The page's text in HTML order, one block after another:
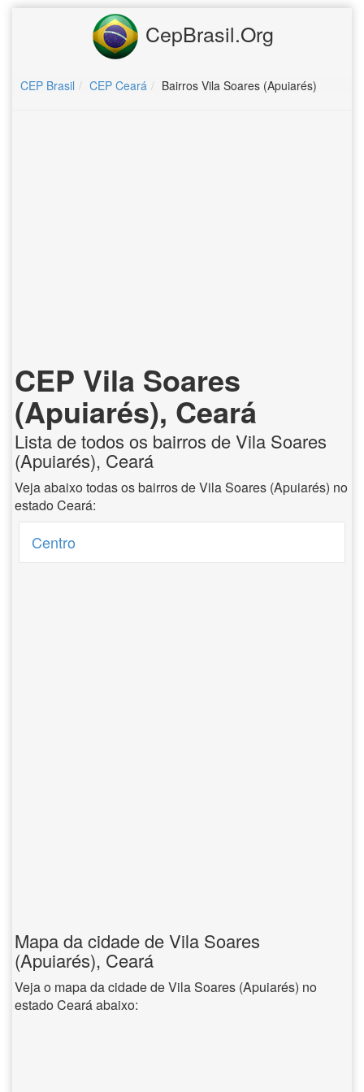
CepBrasil.Org
CEP Brasil CEP Ceará Bairros Vila Soares (Apuiarés)
CEP Vila Soares
(Apuiarés), Ceará
Lista de todos os bairros de Vila Soares
(Apuiarés), Ceará
Veja abaixo todas os bairros de Vila Soares (Apuiarés) no
estado Ceará:
Centro
Mapa da cidade de Vila Soares
(Apuiarés), Ceará
Veja o mapa da cidade de Vila Soares (Apuiarés) no
estado Ceará abaixo: